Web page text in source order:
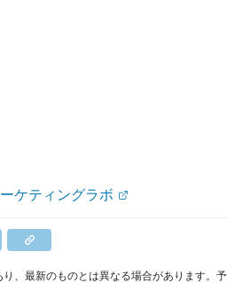
ケティングラボ
、最新のものとは異なる場合があります。予